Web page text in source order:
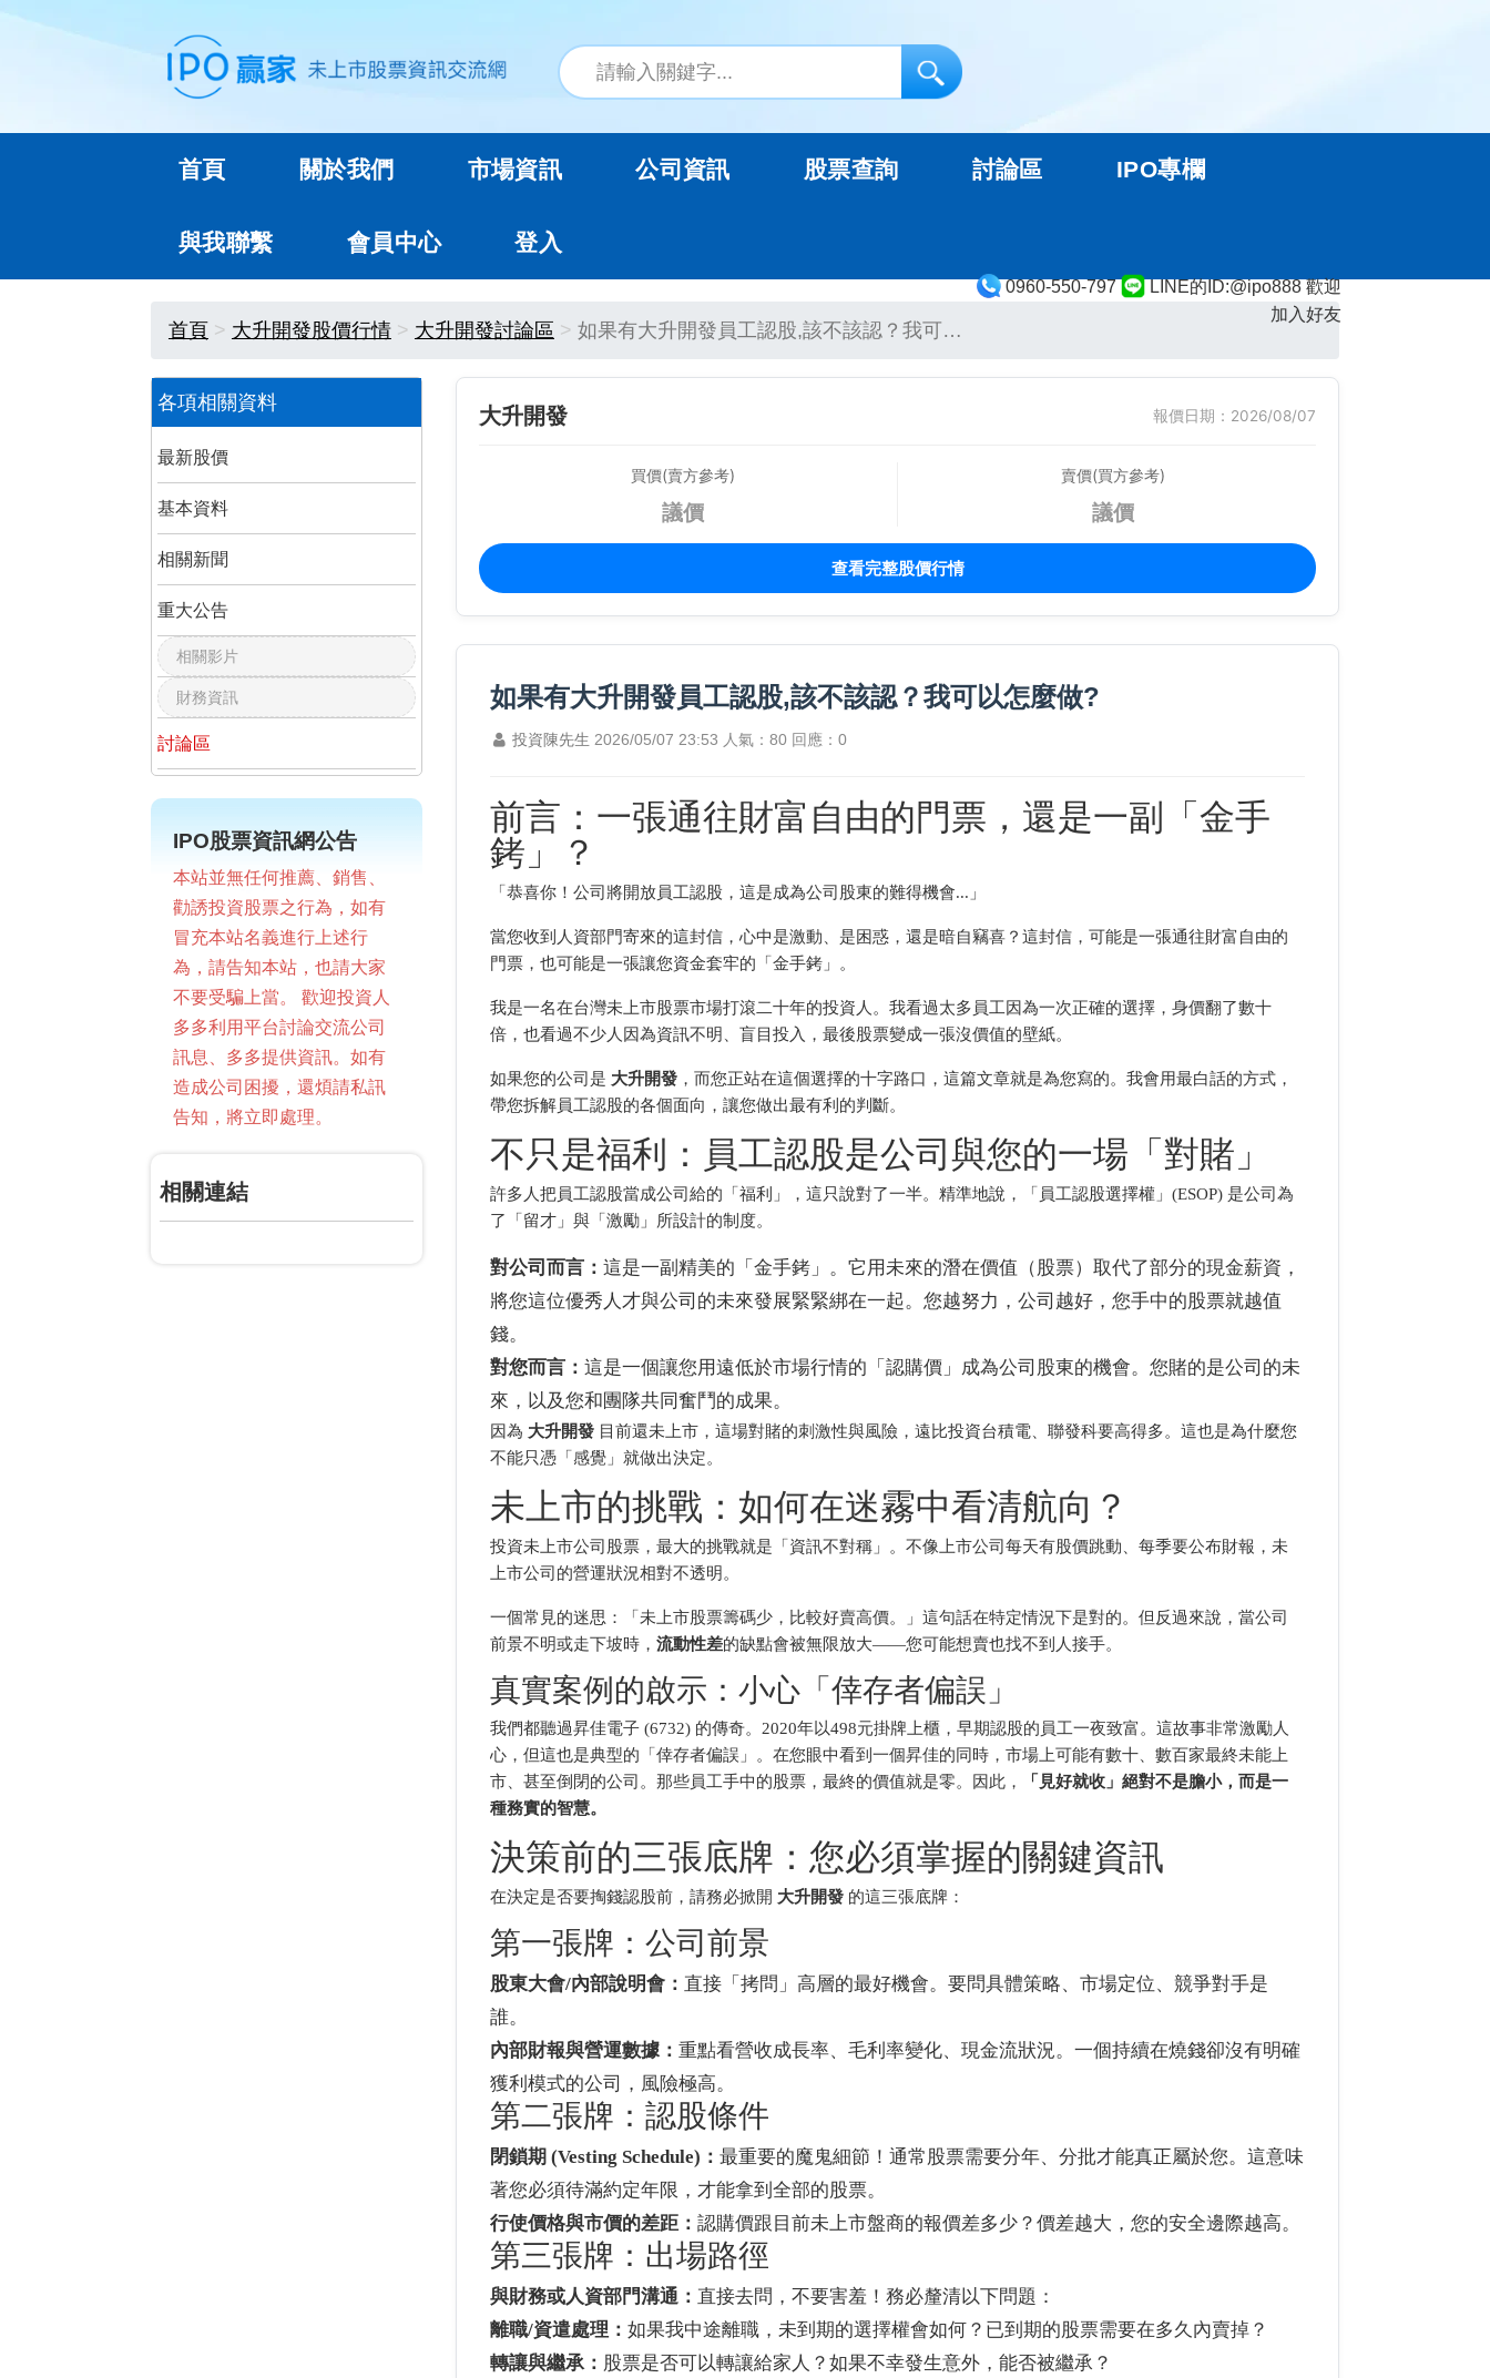
0960-550-797
LINE的ID:@ipo888 歡迎
加入好友
首頁 關於我們 市場資訊 公司資訊 股票查詢 討論區 IPO專欄
與我聯繫 會員中心 登入
首頁 大升開發股價行情 大升開發討論區 如果有大升開發員工認股,該不該認？我可…
各項相關資料
最新股價
基本資料
相關新聞
重大公告
相關影片
財務資訊
討論區
IPO股票資訊網公告
本站並無任何推薦、銷售、
勸誘投資股票之行為，如有
冒充本站名義進行上述行
為，請告知本站，也請大家
不要受騙上當。 歡迎投資人
多多利用平台討論交流公司
訊息、多多提供資訊。如有
造成公司困擾，還煩請私訊
告知，將立即處理。
相關連結
大升開發 報價日期：2026/08/07
買價(賣方參考)
議價
賣價(買方參考)
議價
查看完整股價行情
如果有大升開發員工認股,該不該認？我可以怎麼做?
投資陳先生 2026/05/07 23:53 人氣：80 回應：0
前言：一張通往財富自由的門票，還是一副「金手
銬」？
「恭喜你！公司將開放員工認股，這是成為公司股東的難得機會...」
當您收到人資部門寄來的這封信，心中是激動、是困惑，還是暗自竊喜？這封信，可能是一張通往財富自由的
門票，也可能是一張讓您資金套牢的「金手銬」。
我是一名在台灣未上市股票市場打滾二十年的投資人。我看過太多員工因為一次正確的選擇，身價翻了數十
倍，也看過不少人因為資訊不明、盲目投入，最後股票變成一張沒價值的壁紙。
如果您的公司是 大升開發 ，而您正站在這個選擇的十字路口，這篇文章就是為您寫的。我會用最白話的方式，
帶您拆解員工認股的各個面向，讓您做出最有利的判斷。
不只是福利：員工認股是公司與您的一場「對賭」
許多人把員工認股當成公司給的「福利」，這只說對了一半。精準地說，「員工認股選擇權」(ESOP) 是公司為
了「留才」與「激勵」所設計的制度。
對公司而言：這是一副精美的「金手銬」。它用未來的潛在價值（股票）取代了部分的現金薪資，
將您這位優秀人才與公司的未來發展緊緊綁在一起。您越努力，公司越好，您手中的股票就越值
錢。
對您而言：這是一個讓您用遠低於市場行情的「認購價」成為公司股東的機會。您賭的是公司的未
來，以及您和團隊共同奮鬥的成果。
因為 大升開發 目前還未上市，這場對賭的刺激性與風險，遠比投資台積電、聯發科要高得多。這也是為什麼您
不能只憑「感覺」就做出決定。
未上市的挑戰：如何在迷霧中看清航向？
投資未上市公司股票，最大的挑戰就是「資訊不對稱」。不像上市公司每天有股價跳動、每季要公布財報，未
上市公司的營運狀況相對不透明。
一個常見的迷思：「未上市股票籌碼少，比較好賣高價。」這句話在特定情況下是對的。但反過來說，當公司
前景不明或走下坡時，流動性差的缺點會被無限放大——您可能想賣也找不到人接手。
真實案例的啟示：小心「倖存者偏誤」
我們都聽過昇佳電子 (6732) 的傳奇。2020年以498元掛牌上櫃，早期認股的員工一夜致富。這故事非常激勵人
心，但這也是典型的「倖存者偏誤」。在您眼中看到一個昇佳的同時，市場上可能有數十、數百家最終未能上
市、甚至倒閉的公司。那些員工手中的股票，最終的價值就是零。因此，
「見好就收」絕對不是膽小，而是一
種務實的智慧。
決策前的三張底牌：您必須掌握的關鍵資訊
在決定是否要掏錢認股前，請務必掀開 大升開發 的這三張底牌：
第一張牌：公司前景
股東大會/內部說明會： 直接「拷問」高層的最好機會。要問具體策略、市場定位、競爭對手是
誰。
內部財報與營運數據：重點看營收成長率、毛利率變化、現金流狀況。一個持續在燒錢卻沒有明確
獲利模式的公司，風險極高。
第二張牌：認股條件
閉鎖期 (Vesting Schedule)：最重要的魔鬼細節！通常股票需要分年、分批才能真正屬於您。這意味
著您必須待滿約定年限，才能拿到全部的股票。
行使價格與市價的差距：認購價跟目前未上市盤商的報價差多少？價差越大，您的安全邊際越高。
第三張牌：出場路徑
與財務或人資部門溝通： 直接去問，不要害羞！務必釐清以下問題：
離職/資遣處理：如果我中途離職，未到期的選擇權會如何？已到期的股票需要在多久內賣掉？
轉讓與繼承： 股票是否可以轉讓給家人？如果不幸發生意外，能否被繼承？